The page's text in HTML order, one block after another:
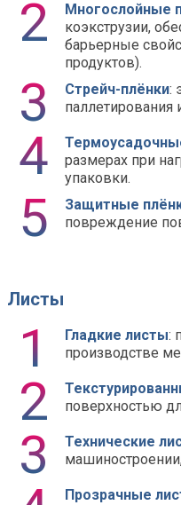
Многослойные
коэкструзии,
барьерные
продуктов).
Стрейч-плёнки:
паллетирования
размерах при
упаковки.
Защитные
повреждение
Листы
Гладкие листы:
производстве
поверхностью
Технические
Прозрачные